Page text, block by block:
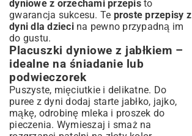
dyniowe z orzechami przepisto
gwarancja sukcesu. Te proste przepisy z
dyni dla dziecina pewno przypadną im
do gustu.
Placuszki dyniowe z jabłkiem –
idealne na śniadanie lub
podwieczorek
Puszyste, mięciutkie i delikatne. Do
puree z dyni dodaj starte jabłko, jajko,
mąkę, odrobinę mleka i proszek do
pieczenia. Wymieszaj i smaż na